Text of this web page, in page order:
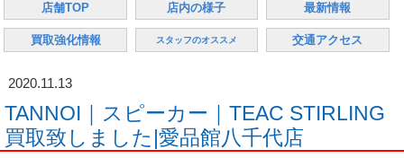
店舗TOP 店内の様子 最新情報
買取強化情報 スタッフのオススメ 交通アクセス
2020.11.13
TANNOI｜スピーカー｜TEAC STIRLING
買取致しました|愛品館八千代店